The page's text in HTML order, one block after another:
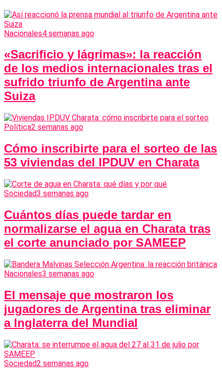
Nacionales4 semanas ago
«Sacrificio y lágrimas»: la reacción
de los medios internacionales tras el
sufrido triunfo de Argentina ante
Suiza
Política2 semanas ago
Cómo inscribirte para el sorteo de las
53 viviendas del IPDUV en Charata
Sociedad3 semanas ago
Cuántos días puede tardar en
normalizarse el agua en Charata tras
el corte anunciado por SAMEEP
Nacionales3 semanas ago
El mensaje que mostraron los
jugadores de Argentina tras eliminar
a Inglaterra del Mundial
Sociedad2 semanas ago